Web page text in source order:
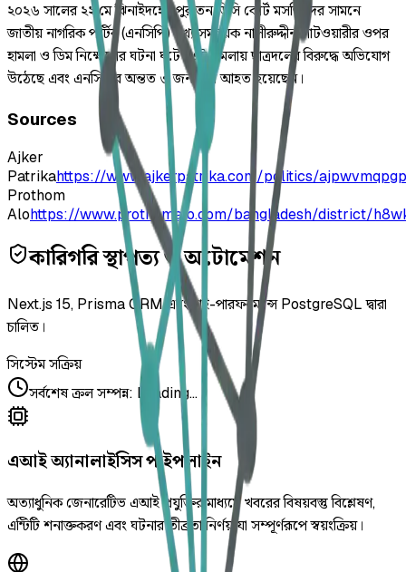
২০২৬ সালের ২২ মে ঝিনাইদহের পুরাতন ডিসি কোর্ট মসজিদের সামনে
জাতীয় নাগরিক পার্টির (এনসিপি) মুখ্য সমন্বয়ক নাসীরুদ্দীন পাটওয়ারীর ওপর
হামলা ও ডিম নিক্ষেপের ঘটনা ঘটে। এই হামলায় ছাত্রদলের বিরুদ্ধে অভিযোগ
উঠেছে এবং এনসিপির অন্তত ৩ জন কর্মী আহত হয়েছেন।
Sources
Ajker
Patrikahttps://www.ajkerpatrika.com/politics/
Prothom
Alohttps://www.prothomalo.com/bangladesh/district/
কারিগরি স্থাপত্য ও অটোমেশন
Next.js 15, Prisma ORM এবং হাই-পারফরম্যান্স PostgreSQL দ্বারা
চালিত।
সিস্টেম সক্রিয়
সর্বশেষ ক্রল সম্পন্ন: Loading...
এআই অ্যানালাইসিস পাইপলাইন
অত্যাধুনিক জেনারেটিভ এআই প্রযুক্তির মাধ্যমে খবরের বিষয়বস্তু বিশ্লেষণ,
এন্টিটি শনাক্তকরণ এবং ঘটনার তীব্রতা নির্ণয় যা সম্পূর্ণরূপে স্বয়ংক্রিয়।